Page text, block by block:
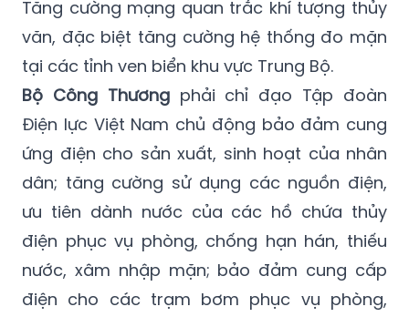
cấp nước cho sản xuất nông nghiệp và dân
sinh trong mùa khô.
Tăng cường mạng quan trắc khí tượng thủy
văn, đặc biệt tăng cường hệ thống đo mặn
tại các tỉnh ven biển khu vực Trung Bộ.
Bộ Công Thươngphải chỉ đạo Tập đoàn
Điện lực Việt Nam chủ động bảo đảm cung
ứng điện cho sản xuất, sinh hoạt của nhân
dân; tăng cường sử dụng các nguồn điện,
ưu tiên dành nước của các hồ chứa thủy
điện phục vụ phòng, chống hạn hán, thiếu